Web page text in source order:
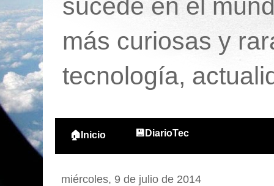
sucede en el
más curiosas y
tecnología,
🏠Inicio 💾DiarioTec
miércoles, 9 de julio de 2014